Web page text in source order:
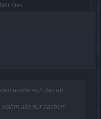
dies.
würde sich das eh
alle nur nachem